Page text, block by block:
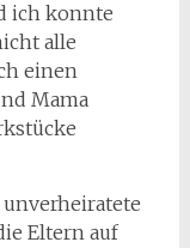
ich konnte
alle
einen
Mama
Eltern auf